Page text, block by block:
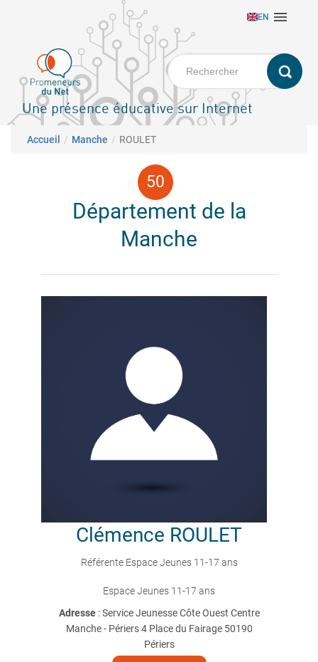
principal
EN 
Une présence éducative sur Internet
Fil d'Ariane
Accueil Manche ROULET
Département de la
Manche
Clémence ROULET
Référente Espace Jeunes 11-17 ans
Espace Jeunes 11-17 ans
Adresse : Service Jeunesse Côte Ouest Centre
Manche - Périers 4 Place du Fairage 50190
Périers